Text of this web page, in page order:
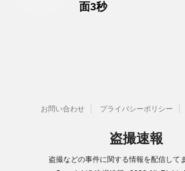
面3秒
お問い合わせ プライバシーポリシー
盗撮速報
盗撮などの事件に関する情報を配信して